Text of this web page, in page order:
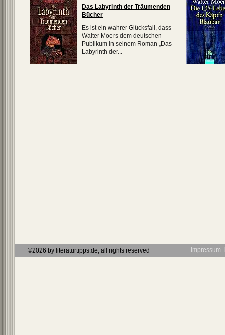
Das Labyrinth der Träumenden
Bücher
Es ist ein wahrer Glücksfall, dass
Walter Moers dem deutschen
Publikum in seinem Roman „Das
Labyrinth der...
©2026 by literaturtipps.de, all rights reserved Impressum